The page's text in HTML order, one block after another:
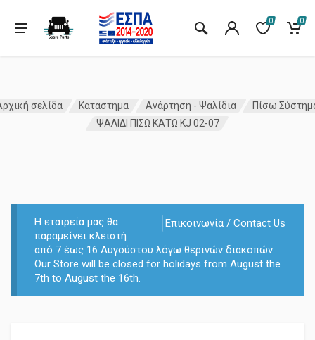
0 0
σελίδα Κατάστημα Ανάρτηση - Ψαλίδια
Πίσω
ΨΑΛΙΔΙ ΠΙΣΩ ΚΑΤΩ KJ 02-07
Επικοινωνία / Contact Us
Η εταιρεία μας θα
παραμείνει κλειστή
από 7 έως 16 Αυγούστου λόγω θερινών διακοπών.
Our Store will be closed for holidays from August the
7th to August the 16th.